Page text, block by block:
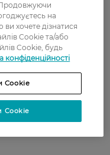
Watsons
на
хочете дізнатися
Cookie та/або
Cookie, будь
конфіденційності
Cookie
Cookie